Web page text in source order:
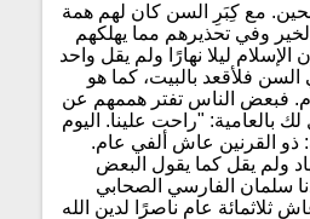
مع كِبَرِ السن كان لهم همة
وفي تحذيرهم مما يهلكهم
ليلا نهارًا ولم يقل واحد
فلأقعد بالبيت، كما هو
فبعض الناس تفتر هممهم عن
بالعامية: "راحت علينا. اليوم
ذو القرنين عاش ألفي عام.
ولم يقل كما يقول البعض
سلمان الفارسي الصحابي
ثلاثمائة عام ناصرًا لدين الله